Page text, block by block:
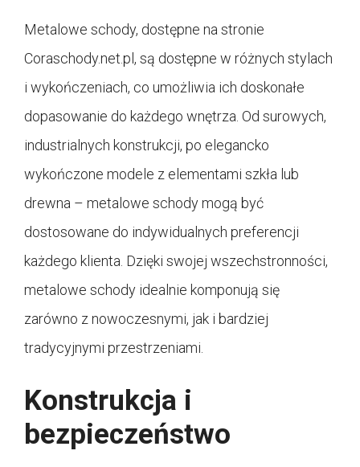
Metalowe schody, dostępne na stronie
Coraschody.net.pl, są dostępne w różnych stylach
i wykończeniach, co umożliwia ich doskonałe
dopasowanie do każdego wnętrza. Od surowych,
industrialnych konstrukcji, po elegancko
wykończone modele z elementami szkła lub
drewna – metalowe schody mogą być
dostosowane do indywidualnych preferencji
każdego klienta. Dzięki swojej wszechstronności,
metalowe schody idealnie komponują się
zarówno z nowoczesnymi, jak i bardziej
tradycyjnymi przestrzeniami.
Konstrukcja i
bezpieczeństwo